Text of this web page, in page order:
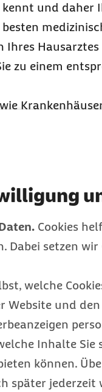
Cookies
Dabei setzen
welche
Website und
Inhalte Sie
können.
später
und daher
zu einem